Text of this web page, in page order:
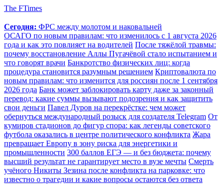
The FTimes
Сегодня: ФРС между молотом и наковальней
ОСАГО по новым правилам: что изменилось с 1 августа 2026
года и как это повлияет на водителей После тяжёлой травмы:
почему восстановление Аллы Пугачёвой стало испытанием и
что говорят врачи Банкротство физических лиц: когда
процедура становится разумным решением Криптовалюта по
новым правилам: что изменится для россиян после 1 сентября
2026 года Банк может заблокировать карту даже за законный
перевод: какие суммы вызывают подозрения и как защитить
свои деньги Павел Дуров на перекрёстке: чем может
обернуться международный розыск для создателя Telegram От
кумиров стадионов до фигур спора: как легенды советского
футбола оказались в центре политического конфликта Жара
превращает Европу в зону риска для энергетики и
промышленности 300 баллов ЕГЭ — и без бюджета: почему
высший результат не гарантирует место в вузе мечты Смерть
учёного Никиты Зезина после конфликта на парковке: что
известно о трагедии и какие вопросы остаются без ответа